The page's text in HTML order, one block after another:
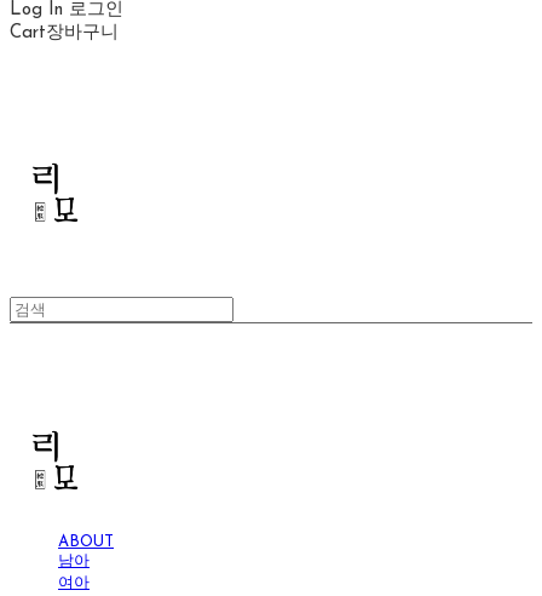
Log In 로그인
Cart장바구니
ABOUT
남아
여아